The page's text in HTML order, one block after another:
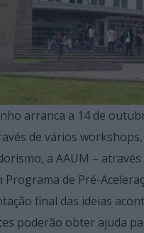
arranca a 14 de
de vários
a AAUM –
de Pré-
final das ideias
poderão obter ajuda